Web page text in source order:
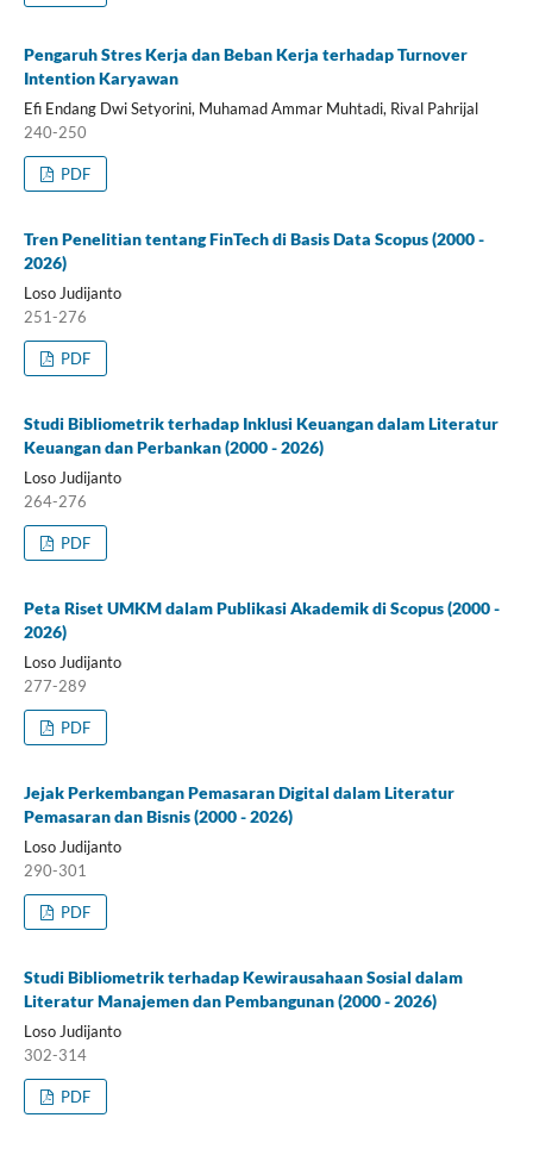
Pengaruh Stres Kerja dan Beban Kerja terhadap Turnover
Intention Karyawan
Efi Endang Dwi Setyorini, Muhamad Ammar Muhtadi, Rival Pahrijal
240-250
PDF
Tren Penelitian tentang FinTech di Basis Data Scopus (2000 -
2026)
Loso Judijanto
251-276
PDF
Studi Bibliometrik terhadap Inklusi Keuangan dalam Literatur
Keuangan dan Perbankan (2000 - 2026)
Loso Judijanto
264-276
PDF
Peta Riset UMKM dalam Publikasi Akademik di Scopus (2000 -
2026)
Loso Judijanto
277-289
PDF
Jejak Perkembangan Pemasaran Digital dalam Literatur
Pemasaran dan Bisnis (2000 - 2026)
Loso Judijanto
290-301
PDF
Studi Bibliometrik terhadap Kewirausahaan Sosial dalam
Literatur Manajemen dan Pembangunan (2000 - 2026)
Loso Judijanto
302-314
PDF